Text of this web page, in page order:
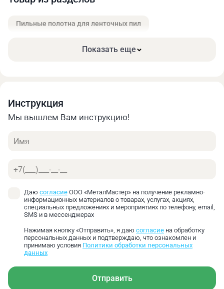
Онлайн калькулятор позволяет быстро получить
Найти оптимальное соотношение цены и
Пильные полотна для ленточных пил
Показать еще
Инструкция
Мы вышлем Вам инструкцию!
Имя
Телефон
Даю согласие ООО «МеталМастер» на получение рекламно-
информационных материалов о товарах, услугах, акциях,
специальных предложениях и мероприятиях по телефону, email,
SMS и в мессенджерах
Нажимая кнопку «Отправить», я даю согласие на обработку
персональных данных и подтверждаю, что ознакомлен и
принимаю условия Политики обработки персональных
данных
Отправить